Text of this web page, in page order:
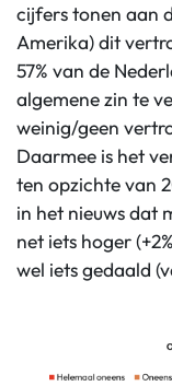
cijfers tonen aan
Amerika) dit
57% van de
algemene zin te
weinig/geen
Daarmee is het
ten opzichte van
in het nieuws dat
net iets hoger
wel iets gedaald